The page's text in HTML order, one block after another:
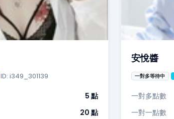
ID: i349_301139
5 點
20 點
安悅醬
一對多等待中
一對多點數
一對一點數